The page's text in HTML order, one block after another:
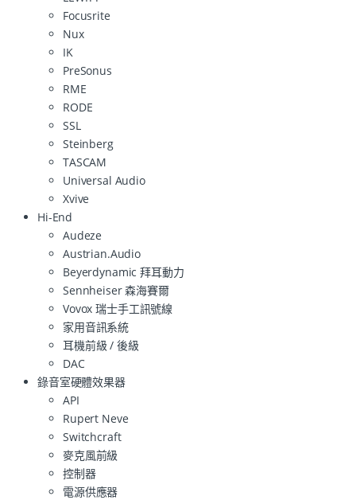
Focusrite
Nux
IK
PreSonus
RME
RODE
SSL
Steinberg
TASCAM
Universal Audio
Xvive
Hi-End
Audeze
Austrian.Audio
Beyerdynamic 拜耳動力
Sennheiser 森海賽爾
Vovox 瑞士手工訊號線
家用音訊系統
耳機前級 / 後級
DAC
錄音室硬體效果器
API
Rupert Neve
Switchcraft
麥克風前級
控制器
電源供應器